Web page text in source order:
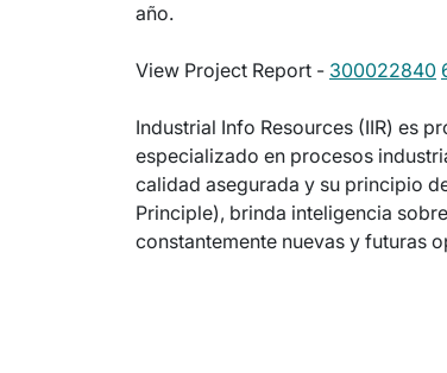
año.
View Project Report - 300022840
Industrial Info Resources (IIR) es
especializado en procesos
calidad asegurada y su principio
Principle), brinda inteligencia
constantemente nuevas y futuras